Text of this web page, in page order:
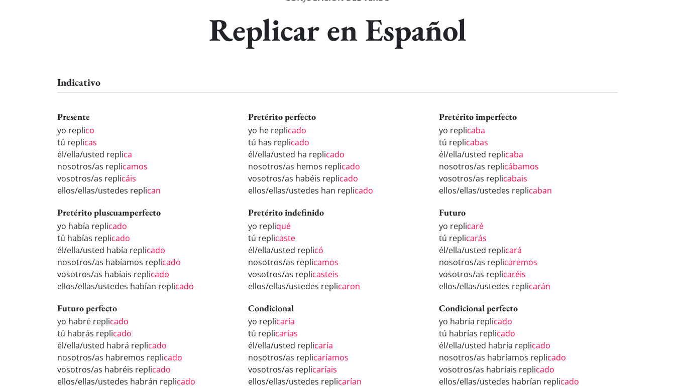
Replicar en Español
Indicativo
Presente
yo replico
tú replicas
él/ella/usted replica
nosotros/as replicamos
vosotros/as replicáis
ellos/ellas/ustedes replican
Pretérito perfecto
yo he replicado
tú has replicado
él/ella/usted ha replicado
nosotros/as hemos replicado
vosotros/as habéis replicado
ellos/ellas/ustedes han replicado
Pretérito imperfecto
yo replicaba
tú replicabas
él/ella/usted replicaba
nosotros/as replicábamos
vosotros/as replicabais
ellos/ellas/ustedes replicaban
Pretérito pluscuamperfecto
yo había replicado
tú habías replicado
él/ella/usted había replicado
nosotros/as habíamos replicado
vosotros/as habíais replicado
ellos/ellas/ustedes habían replicado
Pretérito indefinido
yo repliqué
tú replicaste
él/ella/usted replicó
nosotros/as replicamos
vosotros/as replicasteis
ellos/ellas/ustedes replicaron
Futuro
yo replicaré
tú replicarás
él/ella/usted replicará
nosotros/as replicaremos
vosotros/as replicaréis
ellos/ellas/ustedes replicarán
Futuro perfecto
yo habré replicado
tú habrás replicado
él/ella/usted habrá replicado
nosotros/as habremos replicado
vosotros/as habréis replicado
ellos/ellas/ustedes habrán replicado
Condicional
yo replicaría
tú replicarías
él/ella/usted replicaría
nosotros/as replicaríamos
vosotros/as replicaríais
ellos/ellas/ustedes replicarían
Condicional perfecto
yo habría replicado
tú habrías replicado
él/ella/usted habría replicado
nosotros/as habríamos replicado
vosotros/as habríais replicado
ellos/ellas/ustedes habrían replicado